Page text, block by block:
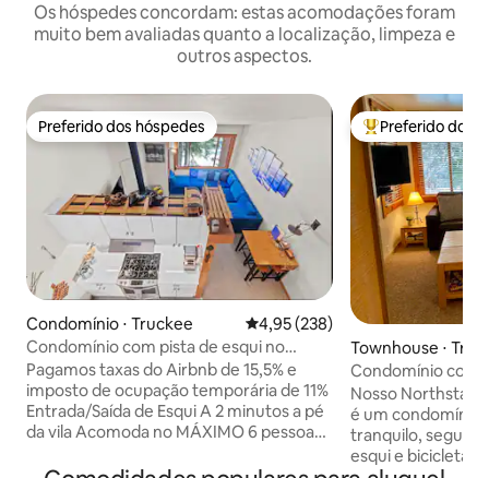
Os hóspedes concordam: estas acomodações foram
muito bem avaliadas quanto a localização, limpeza e
outros aspectos.
Preferido dos hóspedes
Preferido dos hóspedes
Condomínio ⋅ Truckee 4,95 de uma avaliação média de
4,95 (238)
Condomínio com pista de esqui no
Northstar Resort
Pagamos taxas do Airbnb de 15,5% e
imposto de ocupação temporária de 11%
Entrada/Saída de Esqui A 2 minutos a pé
da vila Acomoda no MÁXIMO 6 pessoas,
size 4 camas de solteiro em loft -
Entre os
Preferido dos
Townhouse ⋅
Condomínio com
esqui Northstar
para esqui/
Nosso Northstar
é um condomínio
tranquilo, seguro,
esqui e bicicleta,